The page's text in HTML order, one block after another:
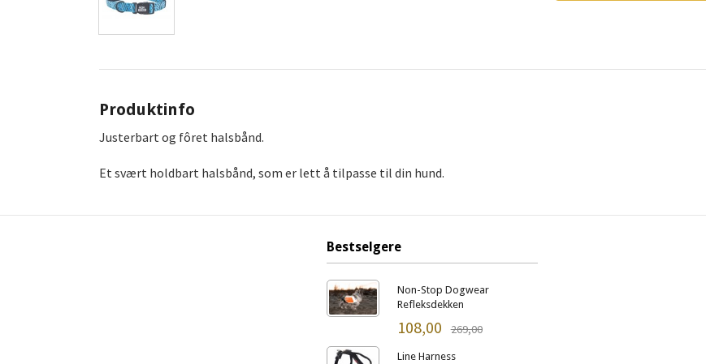
Produktinfo
Justerbart og fôret halsbånd.
Et svært holdbart halsbånd, som er lett å tilpasse til din hund.
Bestselgere
Non-Stop Dogwear
Refleksdekken
108,00 269,00
Line Harness